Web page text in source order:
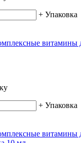
+ Упаковка
витамины
+ Упаковка
витамины